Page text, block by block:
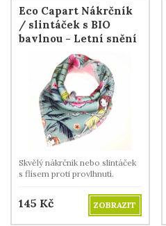
Eco Capart Nákrčník
/ slintáček s BIO
bavlnou - Letní snění
Skvělý nákrčník nebo slintáček
s flísem proti provlhnutí.
145 Kč ZOBRAZIT